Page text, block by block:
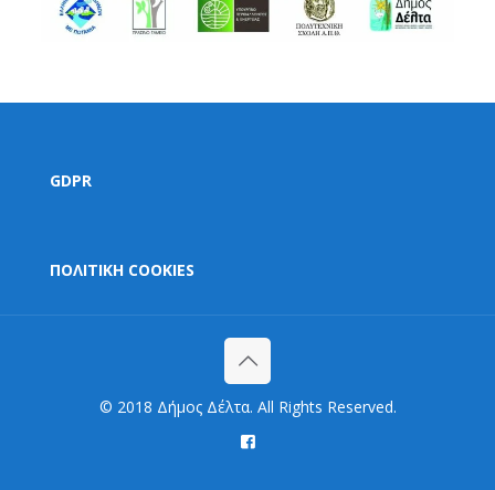
GDPR
ΠΟΛΙΤΙΚΗ COOKIES
© 2018 Δήμος Δέλτα. All Rights Reserved.